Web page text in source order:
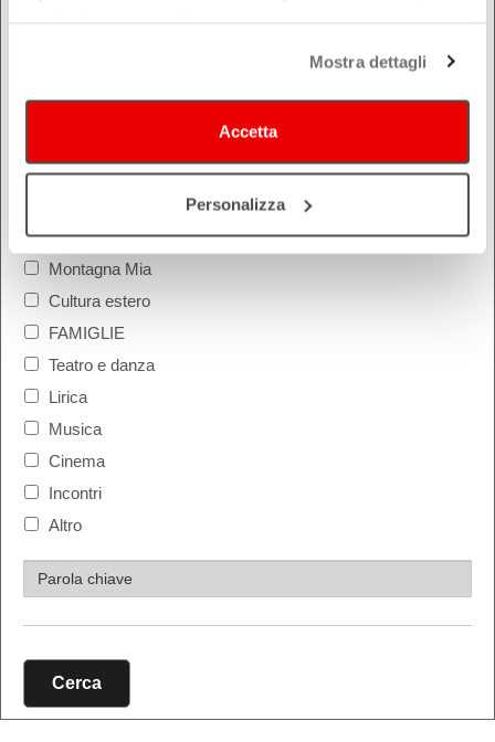
Mostra dettagli
Accetta
Personalizza
Rimini
Festival
Montagna Mia
Cultura estero
FAMIGLIE
Teatro e danza
Lirica
Musica
Cinema
Incontri
Altro
Cerca